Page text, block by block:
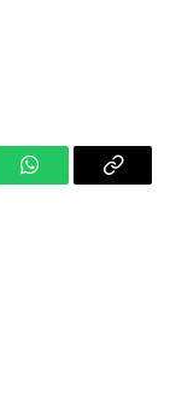
WhatsAppCopy